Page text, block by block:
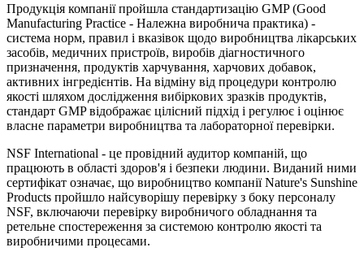
Продукція компанії пройшла стандартизацію GMP (Good
Manufacturing Practice - Належна виробнича практика) -
система норм, правил і вказівок щодо виробництва лікарських
засобів, медичних пристроїв, виробів діагностичного
призначення, продуктів харчування, харчових добавок,
активних інгредієнтів. На відміну від процедури контролю
якості шляхом дослідження вибіркових зразків продуктів,
стандарт GMP відображає цілісний підхід і регулює і оцінює
власне параметри виробництва та лабораторної перевірки.
NSF International - це провідний аудитор компаній, що
працюють в області здоров'я і безпеки людини. Виданий ними
сертифікат означає, що виробництво компанії Nature's Sunshine
Products пройшло найсуворішу перевірку з боку персоналу
NSF, включаючи перевірку виробничого обладнання та
ретельне спостереження за системою контролю якості та
виробничими процесами.